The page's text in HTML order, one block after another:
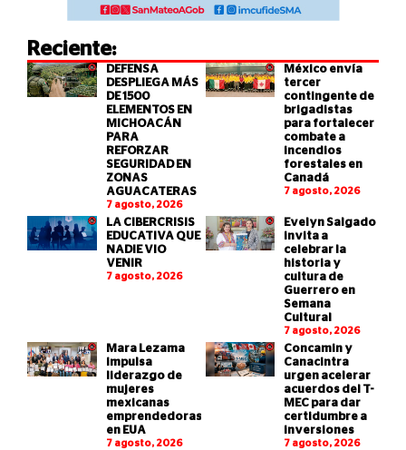
Reciente:
DEFENSA
DESPLIEGA MÁS
DE 1500
ELEMENTOS EN
MICHOACÁN
PARA
REFORZAR
SEGURIDAD EN
ZONAS
AGUACATERAS
7 agosto, 2026
México envía
tercer
contingente de
brigadistas
para fortalecer
combate a
incendios
forestales en
Canadá
7 agosto, 2026
LA CIBERCRISIS
EDUCATIVA QUE
NADIE VIO
VENIR
7 agosto, 2026
Evelyn Salgado
invita a
celebrar la
historia y
cultura de
Guerrero en
Semana
Cultural
7 agosto, 2026
Mara Lezama
impulsa
liderazgo de
mujeres
mexicanas
emprendedoras
en EUA
7 agosto, 2026
Concamin y
Canacintra
urgen acelerar
acuerdos del T-
MEC para dar
certidumbre a
inversiones
7 agosto, 2026